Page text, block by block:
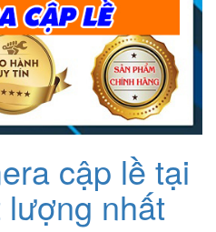
cập lề tại
nhất